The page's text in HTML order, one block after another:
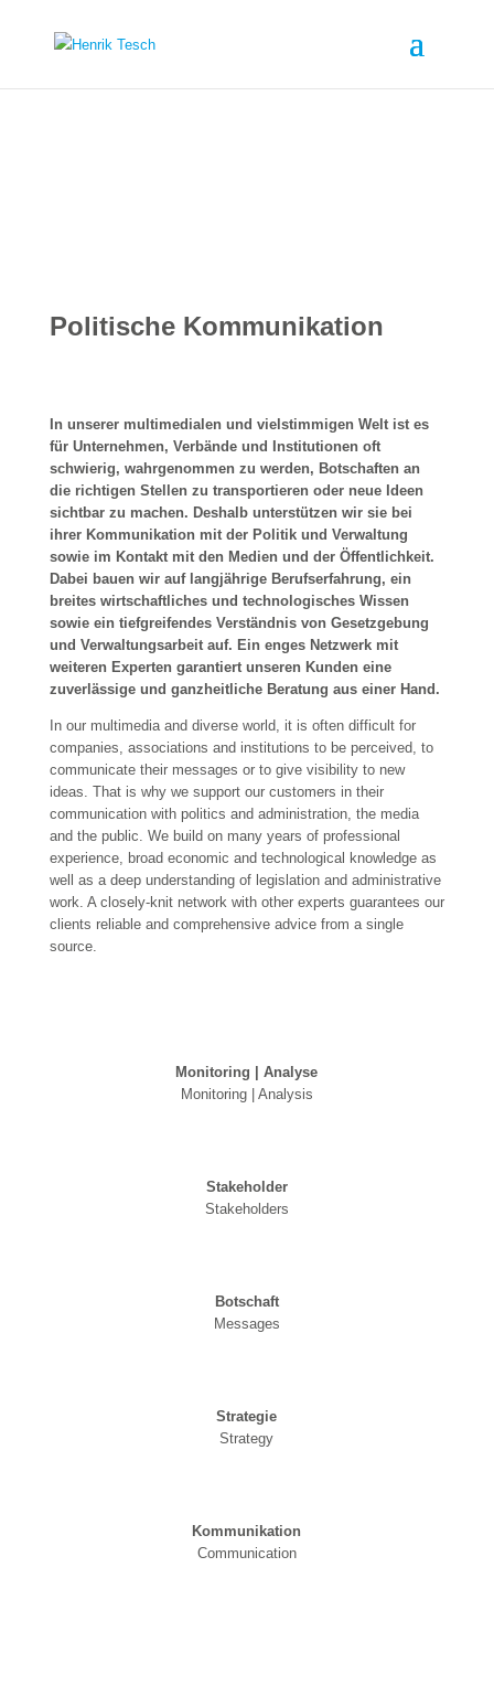
Politische Kommunikation
In unserer multimedialen und vielstimmigen Welt ist es
für Unternehmen, Verbände und Institutionen oft
schwierig, wahrgenommen zu werden, Botschaften an
die richtigen Stellen zu transportieren oder neue Ideen
sichtbar zu machen. Deshalb unterstützen wir sie bei
ihrer Kommunikation mit der Politik und Verwaltung
sowie im Kontakt mit den Medien und der Öffentlichkeit.
Dabei bauen wir auf langjährige Berufserfahrung, ein
breites wirtschaftliches und technologisches Wissen
sowie ein tiefgreifendes Verständnis von Gesetzgebung
und Verwaltungsarbeit auf. Ein enges Netzwerk mit
weiteren Experten garantiert unseren Kunden eine
zuverlässige und ganzheitliche Beratung aus einer Hand.
In our multimedia and diverse world, it is often difficult for
companies, associations and institutions to be perceived, to
communicate their messages or to give visibility to new
ideas. That is why we support our customers in their
communication with politics and administration, the media
and the public. We build on many years of professional
experience, broad economic and technological knowledge as
well as a deep understanding of legislation and administrative
work. A closely-knit network with other experts guarantees our
clients reliable and comprehensive advice from a single
source.
Monitoring | Analyse
Monitoring | Analysis
Stakeholder
Stakeholders
Botschaft
Messages
Strategie
Strategy
Kommunikation
Communication